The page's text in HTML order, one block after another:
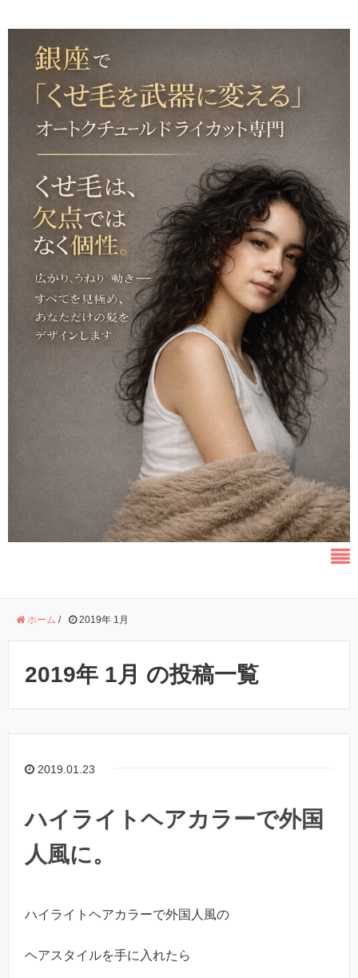
ホーム / 2019年 1月
2019年 1月 の投稿一覧
2019.01.23
ハイライトヘアカラーで外国
人風に。
ハイライトヘアカラーで外国人風の
ヘアスタイルを手に入れたら